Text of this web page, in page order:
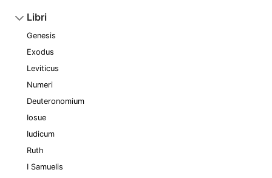
Libri
Genesis
Exodus
Leviticus
Numeri
Deuteronomium
Iosue
Iudicum
Ruth
I Samuelis